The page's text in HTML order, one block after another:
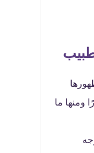
ومنها ما